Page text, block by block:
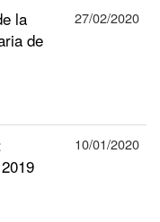
la
de
27/02/2020
10/01/2020